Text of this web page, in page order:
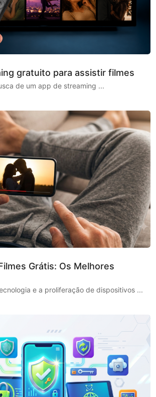
gratuito para assistir filmes
de um app de streaming ...
Grátis: Os Melhores
e a proliferação de dispositivos ...